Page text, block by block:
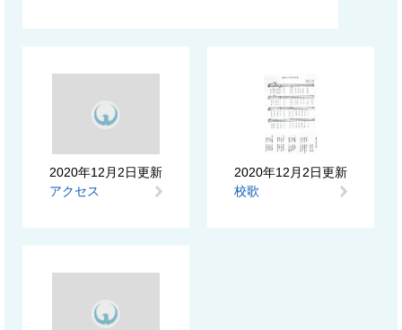
2020年12月2日更新
アクセス
2020年12月2日更新
校歌